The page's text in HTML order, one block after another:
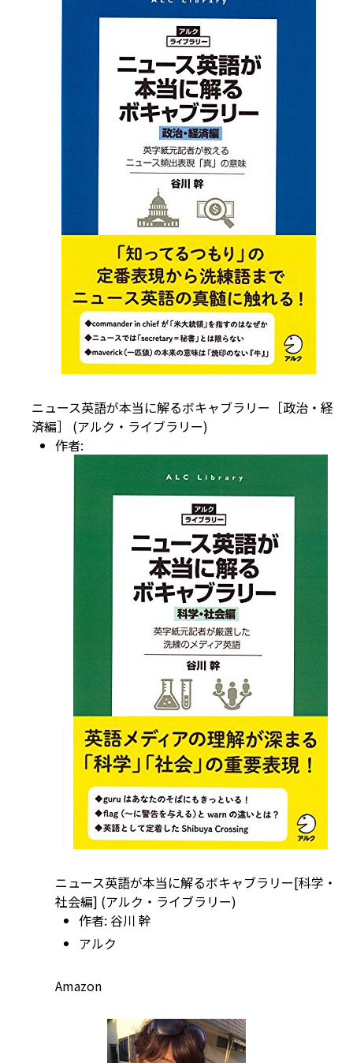
ニュース英語が本当に解るボキャブラリー［政治・経
済編］ (アルク・ライブラリー)
作者:
ニュース英語が本当に解るボキャブラリー[科学・
社会編] (アルク・ライブラリー)
作者: 谷川 幹
アルク
Amazon